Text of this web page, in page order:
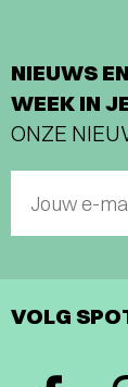
NIEUWS
WEEK IN
ONZE
Jouw e-
VOLG